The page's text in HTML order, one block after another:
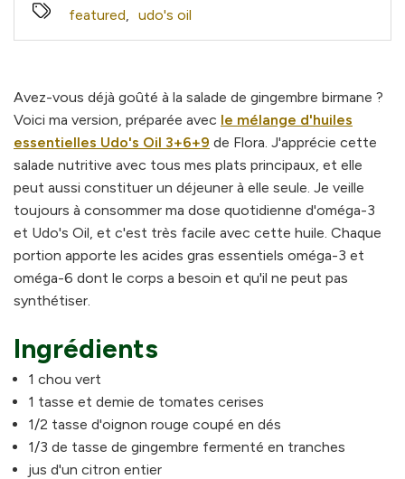
featured udo's oil
Avez-vous déjà goûté à la salade de gingembre birmane ?
Voici ma version, préparée avec le mélange d'huiles
essentielles Udo's Oil 3+6+9 de Flora. J'apprécie cette
salade nutritive avec tous mes plats principaux, et elle
peut aussi constituer un déjeuner à elle seule. Je veille
toujours à consommer ma dose quotidienne d'oméga-3
et Udo's Oil, et c'est très facile avec cette huile. Chaque
portion apporte les acides gras essentiels oméga-3 et
oméga-6 dont le corps a besoin et qu'il ne peut pas
synthétiser.
Ingrédients
1 chou vert
1 tasse et demie de tomates cerises
1/2 tasse d'oignon rouge coupé en dés
1/3 de tasse de gingembre fermenté en tranches
jus d'un citron entier